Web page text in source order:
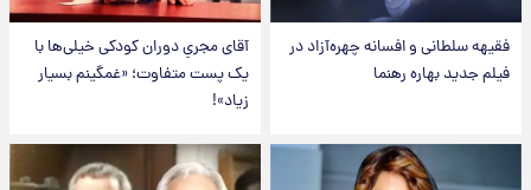
فقیهه سلطانی و افسانه چهره‌آزاد در
فیلم جدید بهاره رهنما
آقای مجریِ دوران کودکی خیلی‌ها با
یک پست متفاوت؛ «غمگینم بسیار
زیاد»!